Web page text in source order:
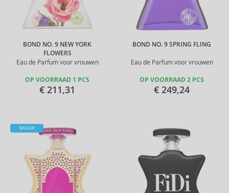
BOND NO. 9 NEW YORK
FLOWERS
Eau de Parfum voor vrouwen
OP VOORRAAD 1 PCS
€ 211,31
BOND NO. 9 SPRING FLING
Eau de Parfum voor vrouwen
OP VOORRAAD 2 PCS
€ 249,24
BAZAAR